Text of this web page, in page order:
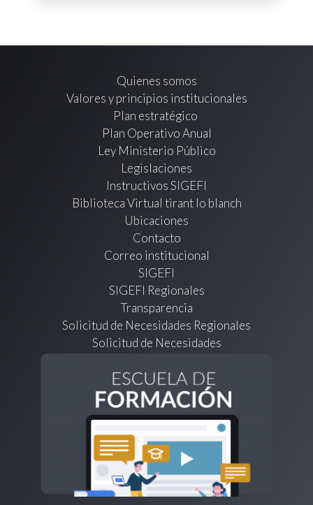
Quienes somos
Valores y principios institucionales
Plan estratégico
Plan Operativo Anual
Ley Ministerio Público
Legislaciones
Instructivos SIGEFI
Biblioteca Virtual tirant lo blanch
Ubicaciones
Contacto
Correo institucional
SIGEFI
SIGEFI Regionales
Transparencia
Solicitud de Necesidades Regionales
Solicitud de Necesidades